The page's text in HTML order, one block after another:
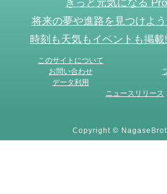
きっと元気になる
将来の夢や進路を見つけよ
時刻も天気もイベントも掲
このサイトについて
お問い合わせ
データ利用
ニュースリリース
Copyright ©